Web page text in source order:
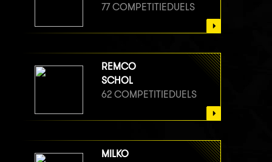
77 COMPETITIEDUELS
REMCO
SCHOL
62 COMPETITIEDUELS
MILKO